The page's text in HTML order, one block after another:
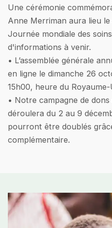
Une cérémonie
Anne Merriman aura lieu
Journée mondiale des
d'informations à venir.
• L’assemblée générale
en ligne le dimanche 26
15h00, heure du Royaume-
• Notre campagne de
déroulera du 2 au 9
pourront être doublés
complémentaire.